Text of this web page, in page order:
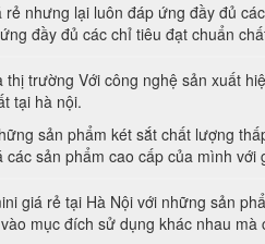
rẻ nhưng lại luôn đáp ứng đầy đủ
đầy đủ các chỉ tiêu đạt chuẩn
thị trường Với công nghệ sản xuất
tại hà nội.
sản phẩm két sắt chất lượng
sản phẩm cao cấp của mình
giá rẻ tại Hà Nội với những sản
mục đích sử dụng khác nhau